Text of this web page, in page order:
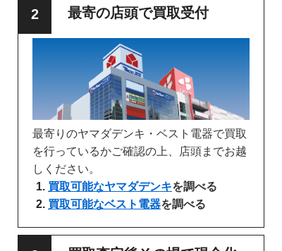
最寄の店頭で買取受付
最寄りのヤマダデンキ・ベスト電器で買取
を行っているかご確認の上、店頭までお越
しください。
買取可能なヤマダデンキを調べる
買取可能なベスト電器を調べる